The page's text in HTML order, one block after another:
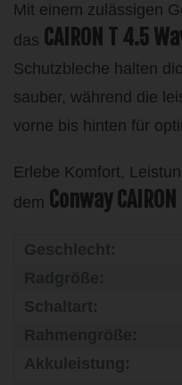
Mit einem zulässigen
das CAIRON T 4.5
Schutzbleche halten
sauber, während die
vorne bis hinten für
Erlebe Komfort,
dem Conway
Geschlecht:
Schaltart:
Akkuleistung: